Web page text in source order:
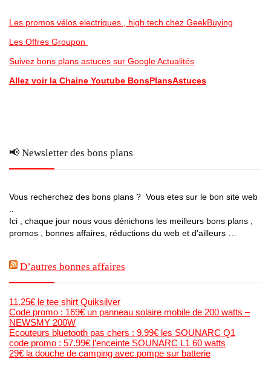
Les promos vélos electriques , high tech chez GeekBuying
Les Offres Groupon
Suivez bons plans astuces sur Google Actualités
Allez voir la Chaine Youtube BonsPlansAstuces
📢 Newsletter des bons plans
Vous recherchez des bons plans ? Vous etes sur le bon site web
..
Ici , chaque jour nous vous dénichons les meilleurs bons plans ,
promos , bonnes affaires, réductions du web et d’ailleurs …
D’autres bonnes affaires
11.25€ le tee shirt Quiksilver
Code promo : 169€ un panneau solaire mobile de 200 watts –
NEWSMY 200W
Ecouteurs bluetooth pas chers : 9.99€ les SOUNARC Q1
code promo : 57.99€ l’enceinte SOUNARC L1 60 watts
29€ la douche de camping avec pompe sur batterie